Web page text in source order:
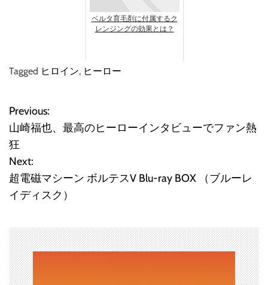
ベルタ育毛剤に付属するク
レンジングの効果とは？
Tagged ヒロイン, ヒーロー
投
稿
ナ
ビ
ー
シ
Previous:
山崎福也、最高のヒーローインタビューでファン熱
狂
Next:
超電磁マシーン ボルテスV Blu-ray BOX （ブルーレ
イディスク）